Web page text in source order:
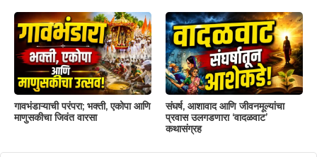
गावभंडाऱ्याची परंपरा; भक्ती, एकोपा आणि
माणुसकीचा जिवंत वारसा
संघर्ष, आशावाद आणि जीवनमूल्यांचा
प्रवास उलगडणारा ‘वादळवाट’
कथासंग्रह